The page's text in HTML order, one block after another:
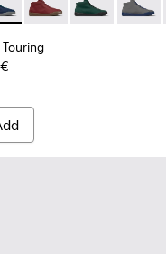
for Men.
Sneakers for Men.
Touring - K300270-
Peu Touring -Peu Touring -
Peu
Touring